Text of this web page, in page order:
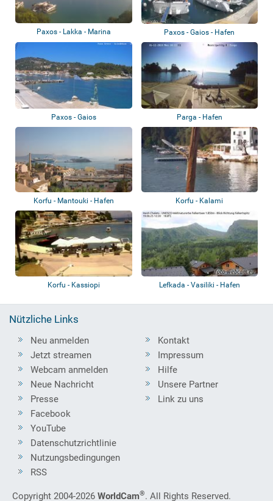
Paxos - Lakka - Marina Paxos - Gaios - Hafen
Paxos - Gaios Parga - Hafen
Korfu - Mantouki - Hafen Korfu - Kalami
Korfu - Kassiopi Lefkada - Vasiliki - Hafen
Nützliche Links
Neu anmelden
Jetzt streamen
Webcam anmelden
Neue Nachricht
Presse
Kontakt
Impressum
Hilfe
Unsere Partner
Link zu uns
Facebook
YouTube
Datenschutzrichtlinie
Nutzungsbedingungen
RSS
Copyright 2004-2026 WorldCam®. All Rights Reserved.